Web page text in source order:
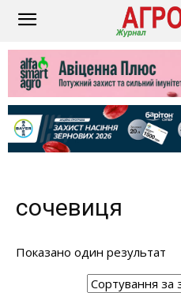
сочевиця
Показано один результат